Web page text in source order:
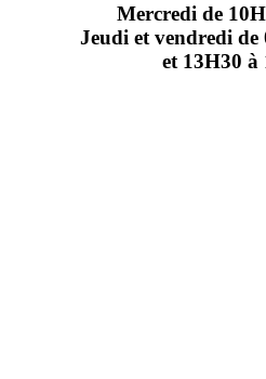
Mercredi de
Jeudi et vendredi de
et 13H30 à